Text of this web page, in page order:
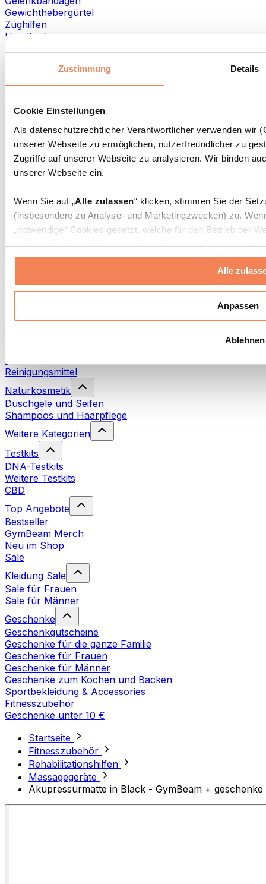
Zustimmung Details
Cookie Einstellungen
Als datenschutzrechtlicher Verantwortlicher verwenden wir
unserer Webseite zu ermöglichen, nutzerfreundlicher zu
Zugriffe auf unserer Webseite zu analysieren. Wir binden
unserer Webseite ein.
Wenn Sie auf „Alle zulassen“ klicken, stimmen Sie der
(insbesondere zu Analyse- und Marketingzwecken) zu.
„notwendige“ Cookies gesetzt, welche für den Betrieb der
individuelle Auswahl treffen, indem Sie unter „Anpassen“
erlauben“ klicken.
Weitere Informationen über die Verarbeitung Ihrer Daten
Datenschutzerklärung
Alle
Anpassen
Ablehnen
Gewichthebergürtel
Zughilfen
Handtücher
Faszien- und Massagerollen
Weitere Rehabilitationshilfen
Taschen & Rucksäcke
Essenstaschen und Meal-Prep-Zubehör
Sporttaschen
Zubehör nach Aktivität
Laufen
Kampfsport
Yoga & Pilates
Wandern
Rotlichttherapie
Waschmittel
Reinigungsmittel
Naturkosmetik
Duschgele und Seifen
Shampoos und Haarpflege
Weitere Kategorien
Testkits
DNA-Testkits
Weitere Testkits
CBD
Top Angebote
Bestseller
GymBeam Merch
Neu im Shop
Sale
Kleidung Sale
Sale für Frauen
Sale für Männer
Geschenke
Geschenkgutscheine
Geschenke für die ganze Familie
Geschenke für Frauen
Geschenke für Männer
Geschenke zum Kochen und Backen
Sportbekleidung & Accessories
Fitnesszubehör
Geschenke unter 10 €
Startseite
Fitnesszubehör
Rehabilitationshilfen
Massagegeräte
Akupressurmatte in Black - GymBeam + geschenke